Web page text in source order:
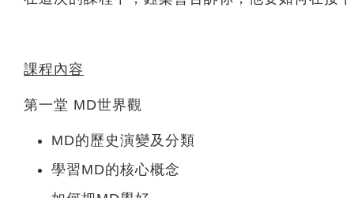
課程內容
第一堂 MD世界觀
MD的歷史演變及分類
學習MD的核心概念